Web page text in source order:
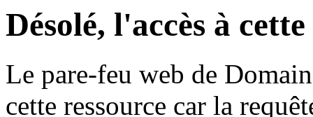
Désolé, l'accès à
Le pare-feu web de
cette ressource car la